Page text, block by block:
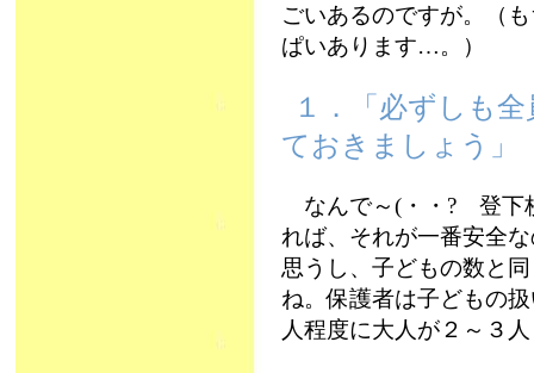
ごいあるのですが。（
ぱいあります…。）
１．「必ずしも
ておきましょう」
なんで～(・・? 登下
れば、それが一番安全
思うし、子どもの数と
ね。保護者は子どもの
人程度に大人が２～３